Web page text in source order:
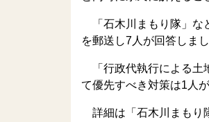
「石木川まもり隊」な
を郵送し7人が回答しまし
「行政代執行による土
て優先すべき対策は1人
詳細は「石木川まもり